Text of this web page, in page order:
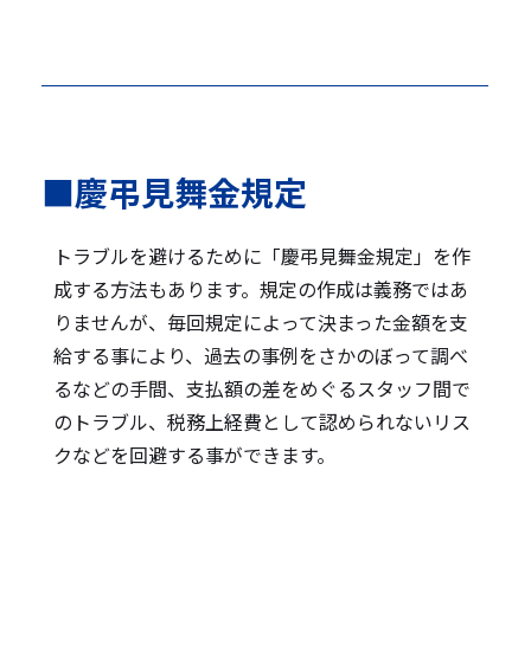
■慶弔見舞金規定
トラブルを避けるために「慶弔見舞金規定」を作
成する方法もあります。規定の作成は義務ではあ
りませんが、毎回規定によって決まった金額を支
給する事により、過去の事例をさかのぼって調べ
るなどの手間、支払額の差をめぐるスタッフ間で
のトラブル、税務上経費として認められないリス
クなどを回避する事ができます。